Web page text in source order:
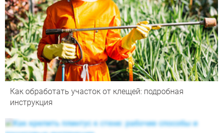
Как обработать участок от клещей: подробная
инструкция